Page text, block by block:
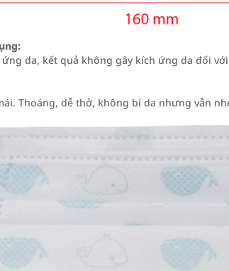
da, kết quả không gây kích ứng da đối
Thoáng, dễ thở, không bí da nhưng vẫn